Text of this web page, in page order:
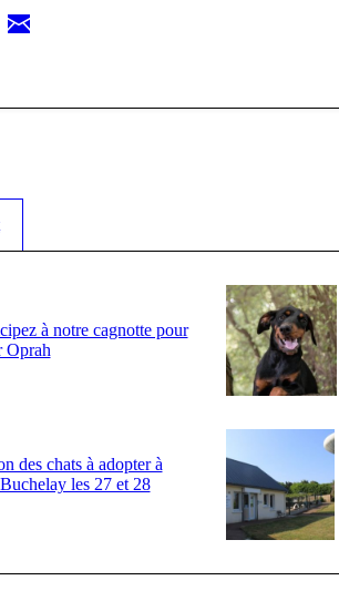
à notre cagnotte pour
Oprah
des chats à adopter à
les 27 et 28